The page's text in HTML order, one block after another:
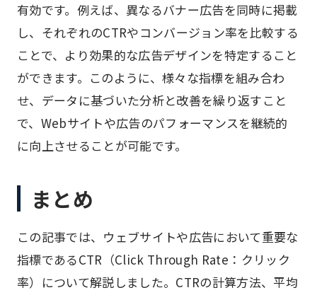
有効です。例えば、異なるバナー広告を同時に掲載
し、それぞれのCTRやコンバージョン率を比較する
ことで、より効果的な広告デザインを特定すること
ができます。このように、様々な指標を組み合わ
せ、データに基づいた分析と改善を繰り返すこと
で、Webサイトや広告のパフォーマンスを継続的
に向上させることが可能です。
まとめ
この記事では、ウェブサイトや広告において重要な
指標であるCTR（Click Through Rate：クリック
率）について解説しました。CTRの計算方法、平均